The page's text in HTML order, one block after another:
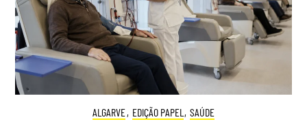
ALGARVE, EDIÇÃO PAPEL , SAÚDE